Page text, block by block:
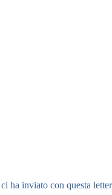
ha inviato con questa